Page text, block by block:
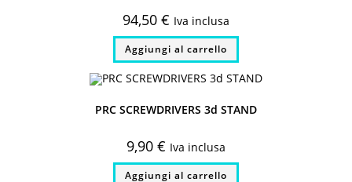
94,50 € Iva inclusa
Aggiungi al carrello
PRC SCREWDRIVERS 3d STAND
9,90 € Iva inclusa
Aggiungi al carrello